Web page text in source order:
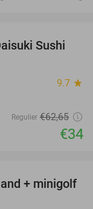
46%
Sushi
9.7 star
Regulier €62,65
€34
38%
+ minigolf